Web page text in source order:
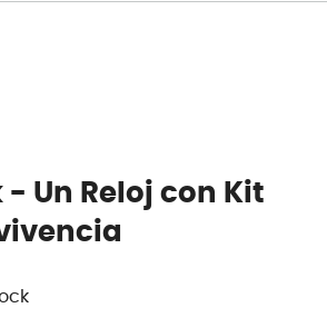
- Un Reloj con Kit